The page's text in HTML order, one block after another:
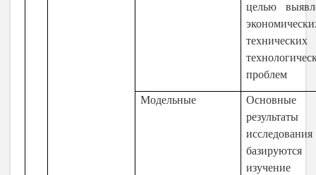
целью
проблем
Модельные
Основные
результаты
исследования
изучение